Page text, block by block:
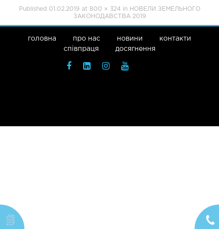
Published 01.02.2019 at 800 × 324in НОВЕЛИ ЗЕМЕЛЬНОГО
ЗАКОНОДАВСТВА 2019
головна про нас новини
контакти
співпраця
досягнення